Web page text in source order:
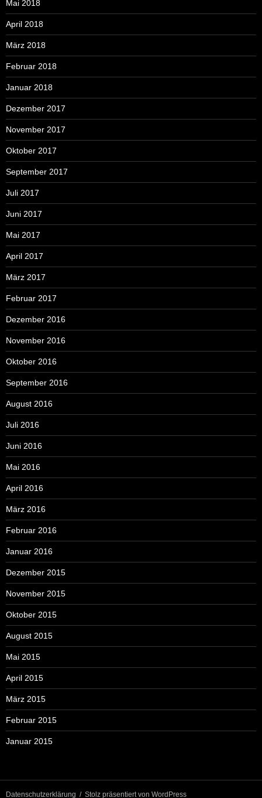
Mai 2018
April 2018
März 2018
Februar 2018
Januar 2018
Dezember 2017
November 2017
Oktober 2017
September 2017
Juli 2017
Juni 2017
Mai 2017
April 2017
März 2017
Februar 2017
Dezember 2016
November 2016
Oktober 2016
September 2016
August 2016
Juli 2016
Juni 2016
Mai 2016
April 2016
März 2016
Februar 2016
Januar 2016
Dezember 2015
November 2015
Oktober 2015
August 2015
Mai 2015
April 2015
März 2015
Februar 2015
Januar 2015
Datenschutzerklärung Stolz präsentiert von WordPress